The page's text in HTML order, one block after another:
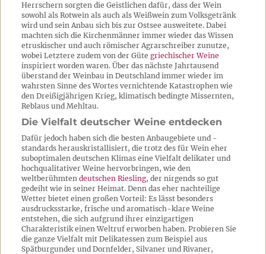
Herrschern sorgten die Geistlichen dafür, dass der Wein
sowohl als Rotwein als auch als Weißwein zum Volksgetränk
wird und sein Anbau sich bis zur Ostsee ausweitete. Dabei
machten sich die Kirchenmänner immer wieder das Wissen
etruskischer und auch römischer Agrarschreiber zunutze,
wobei Letztere zudem von der Güte griechischer Weine
inspiriert worden waren. Über das nächste Jahrtausend
überstand der Weinbau in Deutschland immer wieder im
wahrsten Sinne des Wortes vernichtende Katastrophen wie
den Dreißigjährigen Krieg, klimatisch bedingte Missernten,
Reblaus und Mehltau.
Die Vielfalt deutscher Weine entdecken
Dafür jedoch haben sich die besten Anbaugebiete und -
standards herauskristallisiert, die trotz des für Wein eher
suboptimalen deutschen Klimas eine Vielfalt delikater und
hochqualitativer Weine hervorbringen, wie den
weltberühmten deutschen Riesling, der nirgends so gut
gedeiht wie in seiner Heimat. Denn das eher nachteilige
Wetter bietet einen großen Vorteil: Es lässt besonders
ausdrucksstarke, frische und aromatisch-klare Weine
entstehen, die sich aufgrund ihrer einzigartigen
Charakteristik einen Weltruf erworben haben. Probieren Sie
die ganze Vielfalt mit Delikatessen zum Beispiel aus
Spätburgunder und Dornfelder, Silvaner und Rivaner,